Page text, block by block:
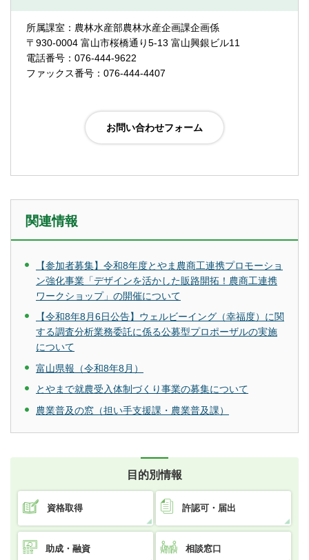
所属課室：農林水産部農林水産企画課企画係
〒930-0004 富山市桜橋通り5-13 富山興銀ビル11
電話番号：076-444-9622
ファックス番号：076-444-4407
関連情報
【参加者募集】令和8年度とやま農商工連携プロモーショ
ン強化事業「デザインを活かした販路開拓！農商工連携
ワークショップ」の開催について
【令和8年8月6日公告】ウェルビーイング（幸福度）に関
する調査分析業務委託に係る公募型プロポーザルの実施
について
富山県報（令和8年8月）
とやまで就農受入体制づくり事業の募集について
農業普及の窓（担い手支援課・農業普及課）
目的別情報
資格取得 許認可・届出
助成・融資 相談窓口